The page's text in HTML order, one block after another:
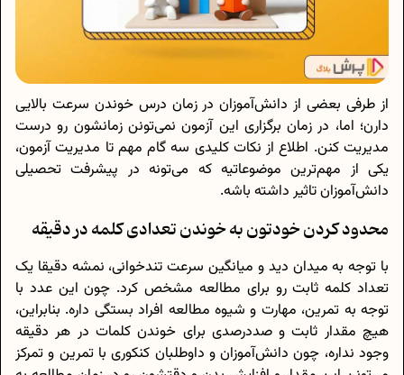
از طرفی بعضی از دانش‌آموزان در زمان درس خوندن سرعت بالایی
دارن؛ اما، در زمان برگزاری این آزمون نمی‌تونن زمانشون رو درست
مدیریت کنن. اطلاع از نکات کلیدی سه گام مهم تا مدیریت آزمون،
یکی از مهم‌ترین موضوعاتیه که می‌تونه در پیشرفت تحصیلی
دانش‌آموزان تاثیر داشته باشه.
محدود کردن خودتون به خوندن تعدادی کلمه در دقیقه
با توجه به میدان دید و میانگین سرعت تندخوانی، نمشه دقیقا یک
تعداد کلمه ثابت رو برای مطالعه مشخص کرد. چون این عدد با
توجه به تمرین، مهارت و شیوه مطالعه افراد بستگی داره. بنابراین،
هیچ مقدار ثابت و صددرصدی برای خوندن کلمات در هر دقیقه
وجود نداره، چون دانش‌آموزان و داوطلبان کنکوری با تمرین و تمرکز